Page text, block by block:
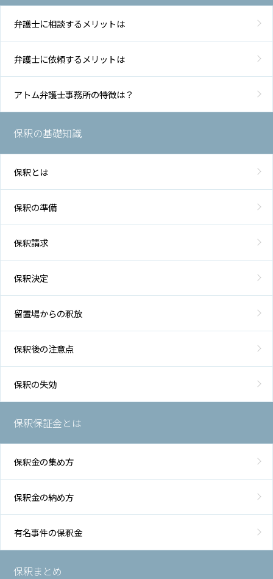
弁護士に相談するメリットは
弁護士に依頼するメリットは
アトム弁護士事務所の特徴は？
保釈の基礎知識
保釈とは
保釈の準備
保釈請求
保釈決定
留置場からの釈放
保釈後の注意点
保釈の失効
保釈保証金とは
保釈金の集め方
保釈金の納め方
有名事件の保釈金
保釈まとめ